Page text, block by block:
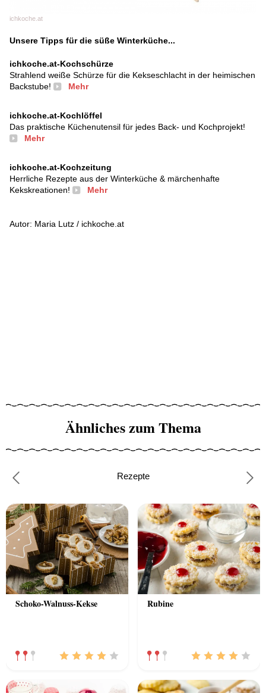
ichkoche.at
Unsere Tipps für die süße Winterküche...
ichkoche.at-Kochschürze
Strahlend weiße Schürze für die Kekseschlacht in der heimischen
Backstube!
Mehr
ichkoche.at-Kochlöffel
Das praktische Küchenutensil für jedes Back- und Kochprojekt!
Mehr
ichkoche.at-Kochzeitung
Herrliche Rezepte aus der Winterküche & märchenhafte
Kekskreationen!
Mehr
Autor: Maria Lutz / ichkoche.at
Ähnliches zum Thema
Rezepte
Schoko-Walnuss-Kekse Rubine